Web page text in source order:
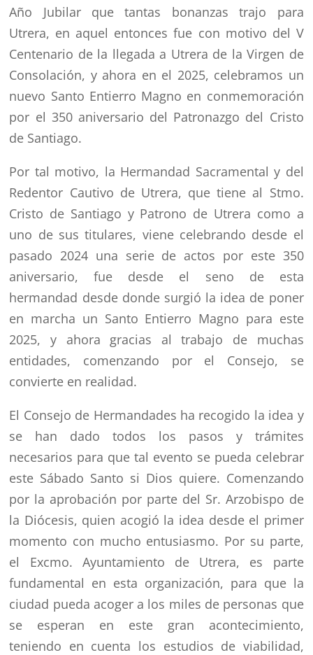
Año Jubilar que tantas bonanzas trajo para
Utrera, en aquel entonces fue con motivo del V
Centenario de la llegada a Utrera de la Virgen de
Consolación, y ahora en el 2025, celebramos un
nuevo Santo Entierro Magno en conmemoración
por el 350 aniversario del Patronazgo del Cristo
de Santiago.
Por tal motivo, la Hermandad Sacramental y del
Redentor Cautivo de Utrera, que tiene al Stmo.
Cristo de Santiago y Patrono de Utrera como a
uno de sus titulares, viene celebrando desde el
pasado 2024 una serie de actos por este 350
aniversario, fue desde el seno de esta
hermandad desde donde surgió la idea de poner
en marcha un Santo Entierro Magno para este
2025, y ahora gracias al trabajo de muchas
entidades, comenzando por el Consejo, se
convierte en realidad.
El Consejo de Hermandades ha recogido la idea y
se han dado todos los pasos y trámites
necesarios para que tal evento se pueda celebrar
este Sábado Santo si Dios quiere. Comenzando
por la aprobación por parte del Sr. Arzobispo de
la Diócesis, quien acogió la idea desde el primer
momento con mucho entusiasmo. Por su parte,
el Excmo. Ayuntamiento de Utrera, es parte
fundamental en esta organización, para que la
ciudad pueda acoger a los miles de personas que
se esperan en este gran acontecimiento,
teniendo en cuenta los estudios de viabilidad,